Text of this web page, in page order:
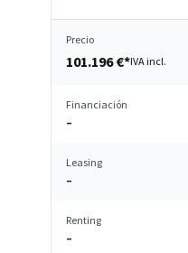
Precio
101.196 €*IVA incl.
Financiación
–
Leasing
–
Renting
–